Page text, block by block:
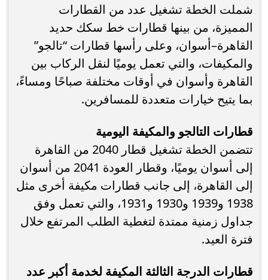
شملت الخطة تشغيل عدد من القطارات
المميزة، من بينها قطارات خط سكك حديد
القاهرة–أسوان، وعلى رأسها قطارات “تالجو”
والمكيفات، والتي تعمل يوميًا لنقل الركاب بين
القاهرة وأسوان في أوقات مختلفة صباحًا ومساءً،
بما يتيح خيارات متعددة للمسافرين.
قطارات التالجو والمكيفة اليومية
تتضمن الخطة تشغيل قطار 2040 من القاهرة
إلى أسوان يوميًا، وقطار العودة 2041 من أسوان
إلى القاهرة، إلى جانب قطارات مكيفة أخرى مثل
1938 و1939 و1930 و1931، والتي تعمل وفق
جداول زمنية ممتدة لتغطية الطلب المرتفع خلال
فترة العيد.
قطارات الدرجة الثالثة المكيفة لخدمة أكبر عدد